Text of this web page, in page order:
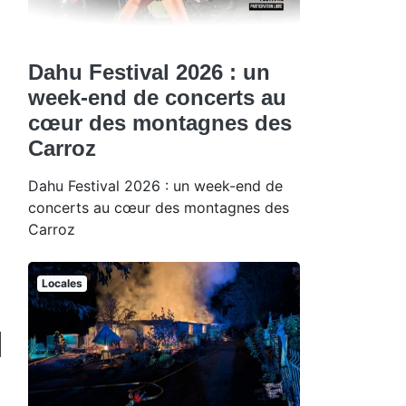
Dahu Festival 2026 : un
week-end de concerts au
cœur des montagnes des
Carroz
Dahu Festival 2026 : un week-end de
concerts au cœur des montagnes des
Carroz
Locales